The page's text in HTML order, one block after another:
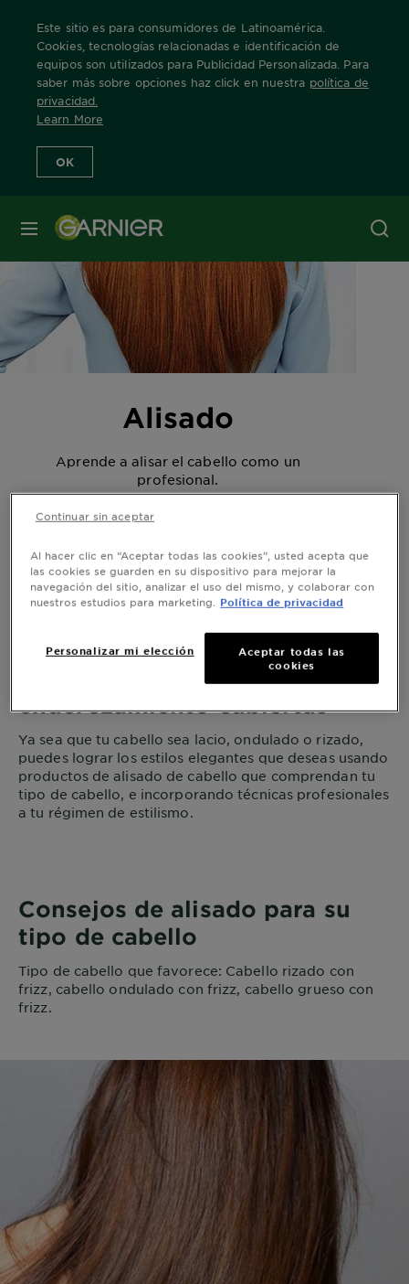
Este sitio es para consumidores de Latinoamérica.
Cookies, tecnologías relacionadas e identificación de
equipos son utilizados para Publicidad Personalizada. Para
saber más sobre opciones haz click en nuestra política de
privacidad
Learn More
OK
MENÚ
Alisado
Aprende a alisar el cabello como un
profesional.
Home Lisos
Tenemos sus necesidades de
enderezamiento cubiertas
Ya sea que tu cabello sea lacio, ondulado o rizado,
puedes lograr los estilos elegantes que deseas usando
productos de alisado de cabello que comprendan tu
tipo de cabello, e incorporando técnicas profesionales
a tu régimen de estilismo.
Consejos de alisado para su
tipo de cabello
Tipo de cabello que favorece: Cabello rizado con
frizz, cabello ondulado con frizz, cabello grueso con
frizz.
Al hacer clic en “Aceptar todas las cookies”, usted acepta que
las cookies se guarden en su dispositivo para mejorar la
navegación del sitio, analizar el uso del mismo, y colaborar con
nuestros estudios para marketing.
Política de privacidad
Personalizar mi elección
Aceptar todas las
cookies
Continuar sin aceptar